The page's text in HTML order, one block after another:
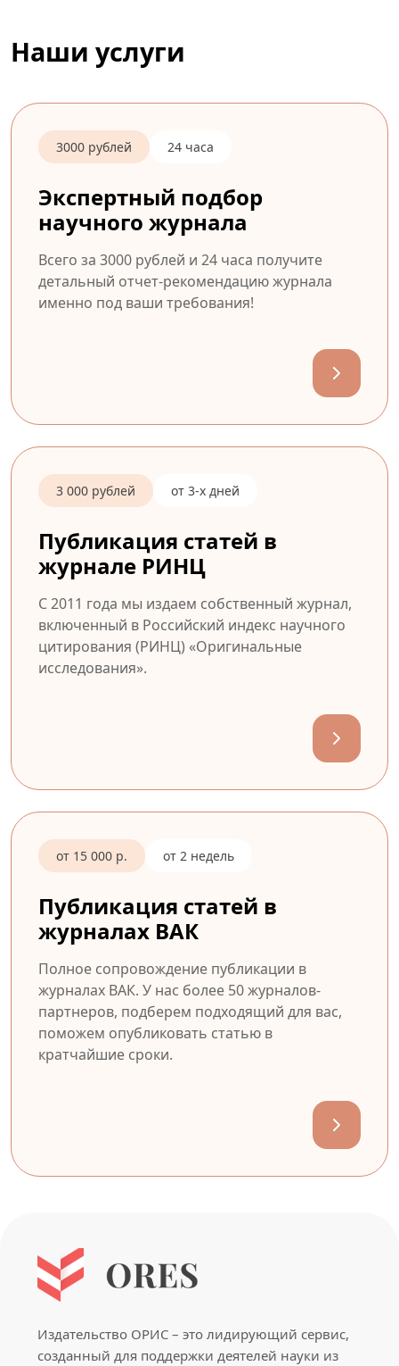
Наши услуги
3000 рублей 24 часа
Экспертный подбор
научного журнала
Всего за 3000 рублей и 24 часа получите
детальный отчет-рекомендацию журнала
именно под ваши требования!
3 000 рублей от 3-х дней
Публикация статей в
журнале РИНЦ
С 2011 года мы издаем собственный журнал,
включенный в Российский индекс научного
цитирования (РИНЦ) «Оригинальные
исследования».
от 15 000 р. от 2 недель
Публикация статей в
журналах ВАК
Полное сопровождение публикации в
журналах ВАК. У нас более 50 журналов-
партнеров, подберем подходящий для вас,
поможем опубликовать статью в
кратчайшие сроки.
Издательство ОРИС – это лидирующий сервис,
созданный для поддержки деятелей науки из